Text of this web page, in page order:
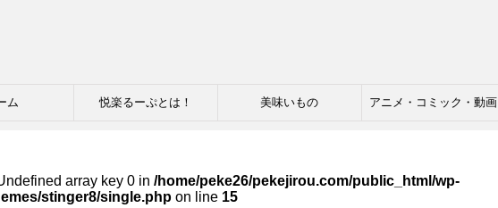
ム 悦楽るーぷとは！ 美味いもの アニメ・コミック・動画
array key 0 in /home/peke26/pekejirou.com/public_html/wp-
stinger8/single.php on line 15